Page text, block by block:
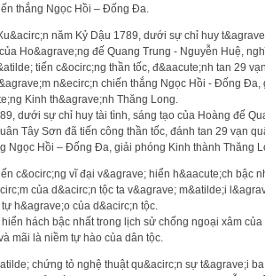
thắng Ngọc Hồi – Đống Đa.
dưới sự chỉ huy tài tình, sáng tạo của Hoàng đế
Tây Sơn đã tiến công thần tốc, đánh tan 29 vạn
Ngọc Hồi – Đống Đa, giải phóng Kinh thành Thăng
hách bậc nhất trong lịch sử chống ngoại xâm của
mãi là niềm tự hào của dân tộc.